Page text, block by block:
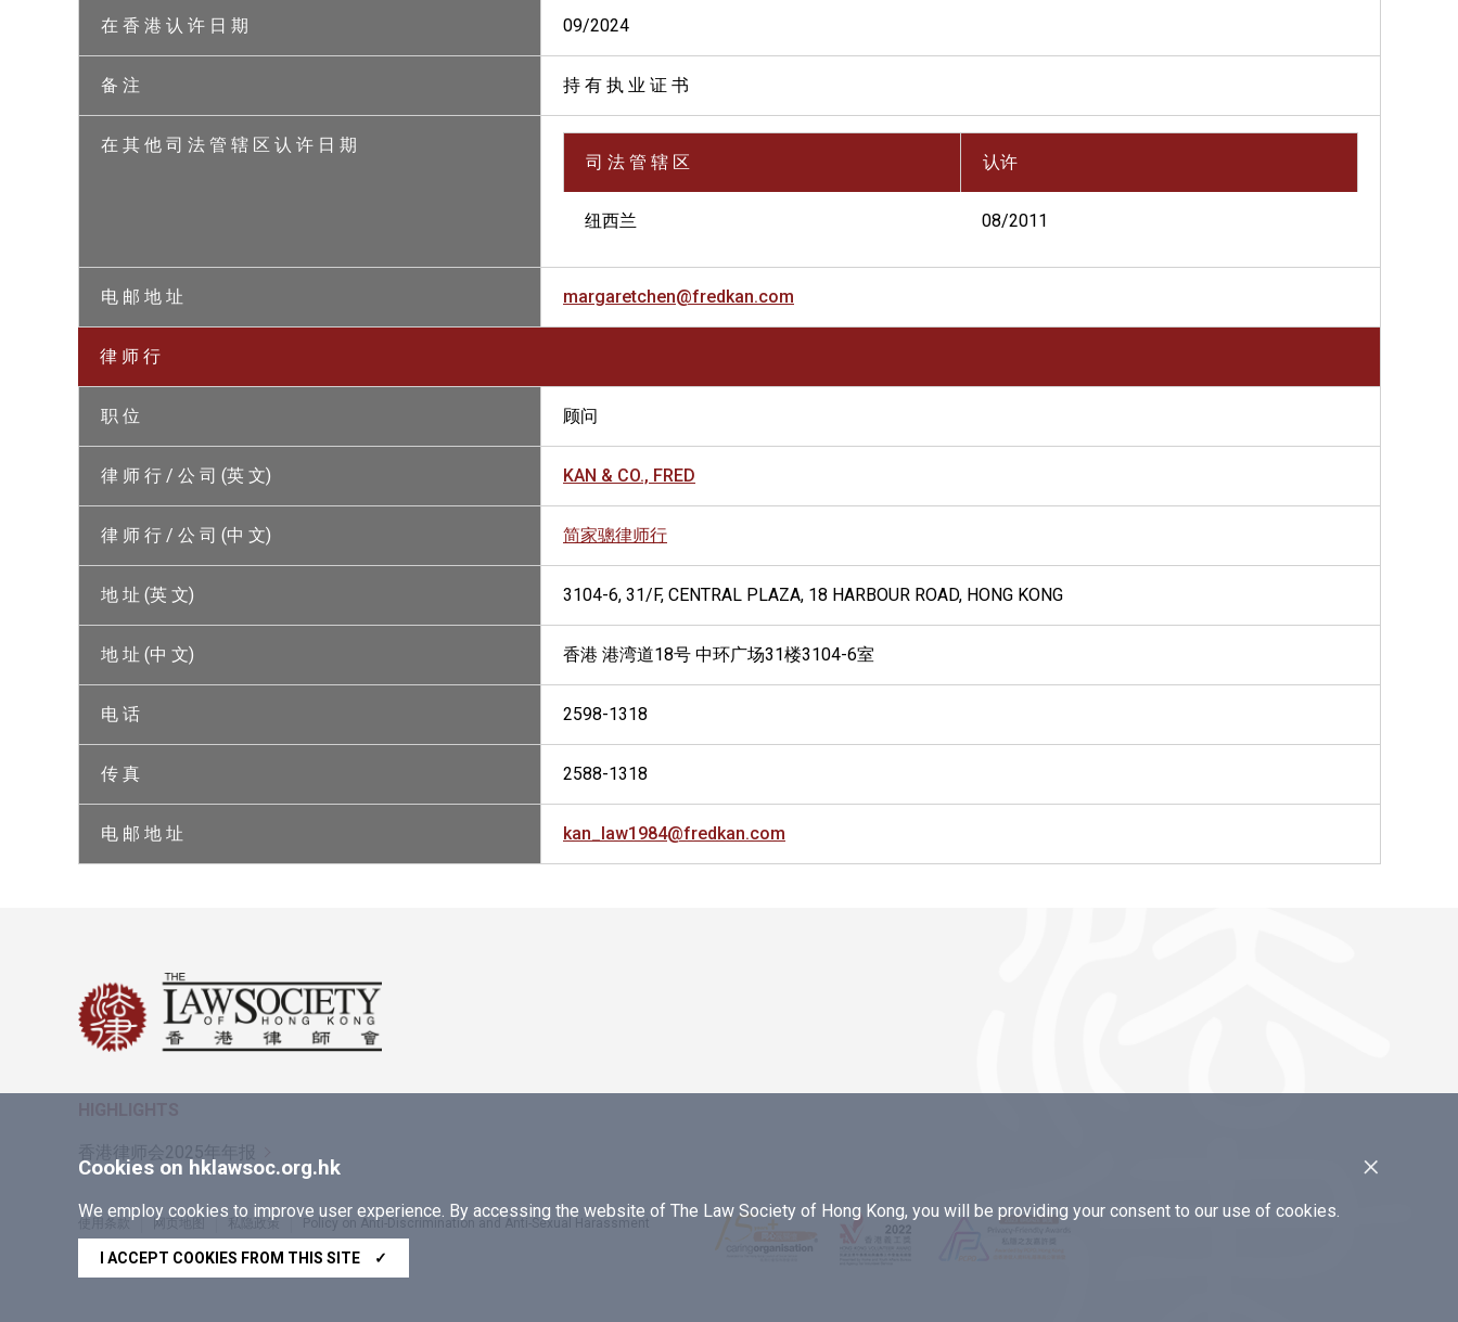
在 香 港 认 许 日 期 09/2024
备 注 持 有 执 业 证 书
在 其 他 司 法 管 辖 区 认 许 日 期
司 法 管 辖 区
认许
纽西兰 08/2011
电 邮 地 址 margaretchen@fredkan.com
律 师 行
职 位 顾问
律 师 行 / 公 司 (英 文) KAN & CO., FRED
律 师 行 / 公 司 (中 文) 简家骢律师行
地 址 (英 文) 3104-6, 31/F, CENTRAL PLAZA, 18 HARBOUR ROAD, HONG KONG
地 址 (中 文) 香港 港湾道18号 中环广场31楼3104-6室
电 话 2598-1318
传 真 2588-1318
电 邮 地 址 kan_law1984@fredkan.com
×
Cookies on hklawsoc.org.hk
We employ cookies to improve user experience. By accessing the website of The Law Society of Hong Kong, you will be providing your consent to our use of cookies.
I ACCEPT COOKIES FROM THIS SITE ✓
香港律师会2025年年报
网页地图 私隐政策
Policy on Anti-Discrimination and Anti-Sexual Harassment
Copyright © 2026 香港律师会版权所有，不得转载